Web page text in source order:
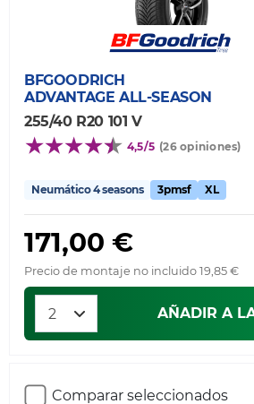
BFGOODRICH
ADVANTAGE ALL-SEASON
255/40 R20 101 V
4,5/5 (26 opiniones)
Neumático 4 seasons 3pmsf XL
171,00 €
Precio de montaje no incluido 19,85 €
AÑADIR A
Comparar seleccionados